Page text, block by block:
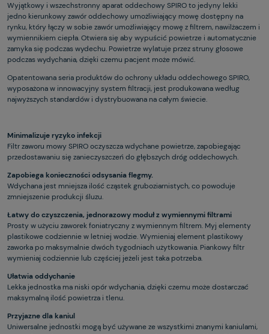
Wyjątkowy i wszechstronny aparat oddechowy SPIRO to jedyny lekki
jedno kierunkowy zawór oddechowy umożliwiający mowę dostępny na
rynku, który łączy w sobie zawór umożliwiający mowę z filtrem, nawilżaczem i
wymiennikiem ciepła. Otwiera się aby wypuścić powietrze i automatycznie
zamyka się podczas wydechu. Powietrze wylatuje przez struny głosowe
podczas wydychania, dzięki czemu pacjent może mówić.
Opatentowana seria produktów do ochrony układu oddechowego SPIRO,
wyposażona w innowacyjny system filtracji, jest produkowana według
najwyższych standardów i dystrybuowana na całym świecie.
Minimalizuje ryzyko infekcji
Filtr zaworu mowy SPIRO oczyszcza wdychane powietrze, zapobiegając
przedostawaniu się zanieczyszczeń do głębszych dróg oddechowych.
Zapobiega konieczności odsysania flegmy.
Wdychana jest mniejsza ilość cząstek gruboziarnistych, co powoduje
zmniejszenie produkcji śluzu.
Łatwy do czyszczenia, jednorazowy moduł z wymiennymi filtrami
Prosty w użyciu zaworek foniatryczny z wymiennym filtrem. Myj elementy
plastikowe codziennie w letniej wodzie. Wymieniaj element plastikowy
zaworka po maksymalnie dwóch tygodniach użytkowania. Piankowy filtr
wymieniaj codziennie lub częściej jeżeli jest taka potrzeba.
Ułatwia oddychanie
Lekka jednostka ma niski opór wdychania, dzięki czemu może dostarczać
maksymalną ilość powietrza i tlenu.
Przyjazne dla kaniul
Uniwersalne jednostki mogą być używane ze wszystkimi znanymi kaniulami,